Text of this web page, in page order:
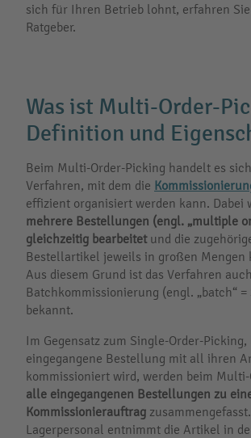
sich für Ihren Betrieb lohnt, erfahren
Ratgeber.
Was ist Multi-Order-
Definition und
Beim Multi-Order-Picking handelt es
Verfahren, mit dem die
effizient organisiert werden kann. Dabei
mehrere Bestellungen (engl. „multiple
gleichzeitig bearbeitet und die
Bestellartikel jeweils in großen Mengen
Aus diesem Grund ist das Verfahren
Batchkommissionierung (engl. „batch“ =
bekannt.
Im Gegensatz zum Single-Order-Picking,
eingegangene Bestellung mit all ihren
kommissioniert wird, werden beim
alle eingegangenen Bestellungen zu
Kommissionierauftrag
Lagerpersonal entnimmt die Artikel in